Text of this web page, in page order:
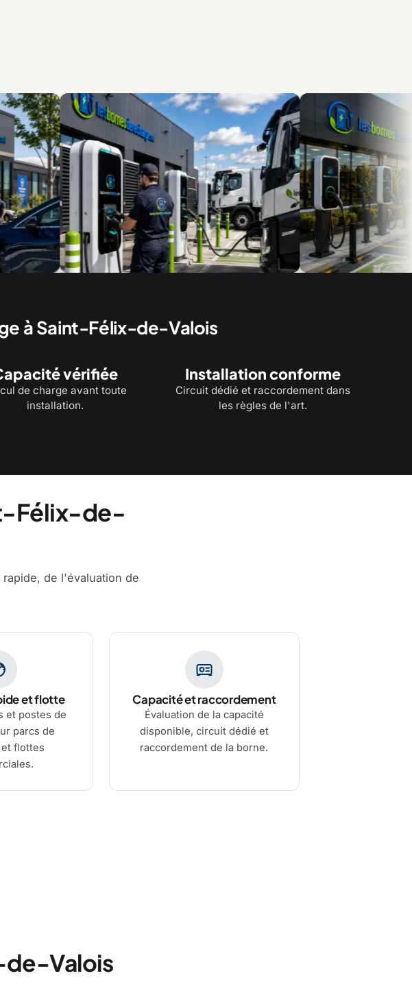
à Saint-Félix-de-Valois
vérifiée
de charge avant toute
installation.
Installation conforme
Circuit dédié et raccordement dans
les règles de l'art.
Félix-de-
de l'évaluation de
et flotte
et postes de
parcs de
flottes
Capacité et raccordement
Évaluation de la capacité
disponible, circuit dédié et
raccordement de la borne.
de-Valois